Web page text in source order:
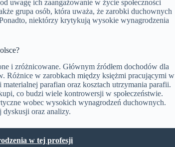
uwagę ich zaangażowanie w życie społeczności
grupa osób, która uważa, że zarobki duchownych
niektórzy krytykują wysokie wynagrodzenia
i zróżnicowane. Głównym źródłem dochodów dla
Różnice w zarobkach między księżmi pracującymi w
parafian oraz kosztach utrzymania parafii.
co budzi wiele kontrowersji w społeczeństwie.
wobec wysokich wynagrodzeń duchownych.
dyskusji oraz analizy.
w tej profesji